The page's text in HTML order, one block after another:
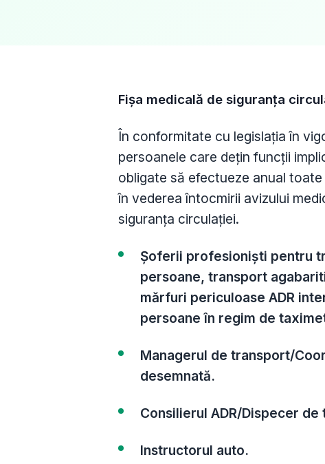
Fișa medicală de siguranța
În conformitate cu legislația în
persoanele care dețin funcții
obligate să efectueze anual
în vederea întocmirii avizului
siguranța circulației.
Șoferii profesioniști pentru
persoane, transport
mărfuri periculoase ADR
persoane în regim de
Managerul de transport/
desemnată.
Consilierul ADR/Dispecer
Instructorul auto.